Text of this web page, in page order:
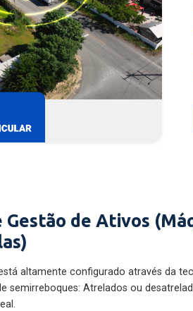
Gestão de Ativos
altamente configurado através da
semirreboques: Atrelados ou